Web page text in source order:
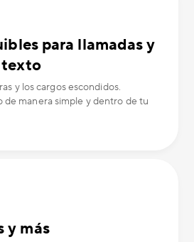
para llamadas y
texto
y los cargos escondidos.
manera simple y dentro de tu
y más